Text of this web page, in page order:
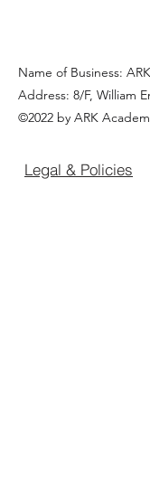
Name of Business:
Address: 8/F, William
©2022 by ARK
Legal & Policies